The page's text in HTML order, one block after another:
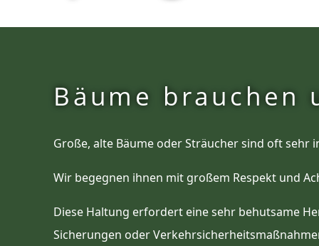
Bäume brauchen
Große, alte Bäume oder Sträucher sind oft sehr
Wir begegnen ihnen mit großem Respekt und
Diese Haltung erfordert eine sehr behutsame
Sicherungen oder